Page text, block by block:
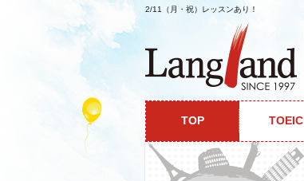
2/11（月・祝）レッスンあり！
TOP TOEIC
ホーム ニュース&トピックス